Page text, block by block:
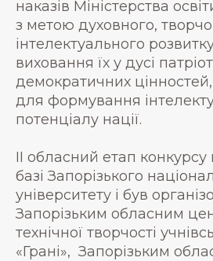
наказів Міністерства
з метою духовного,
інтелектуального
виховання їх у дусі
демократичних
для формування
потенціалу нації.
ІІ обласний етап
базі Запорізького
університету і був
Запорізьким обласним
технічної творчості
«Грані», Запорізьким